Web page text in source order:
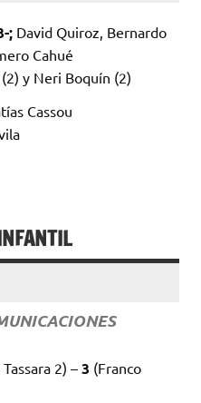
; David Quiroz, Bernardo
Cahué
y Neri Boquín (2)
Cassou
2) – 3 (Franco